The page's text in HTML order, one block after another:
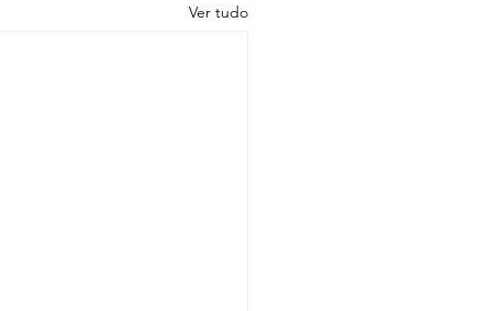
Ver tudo